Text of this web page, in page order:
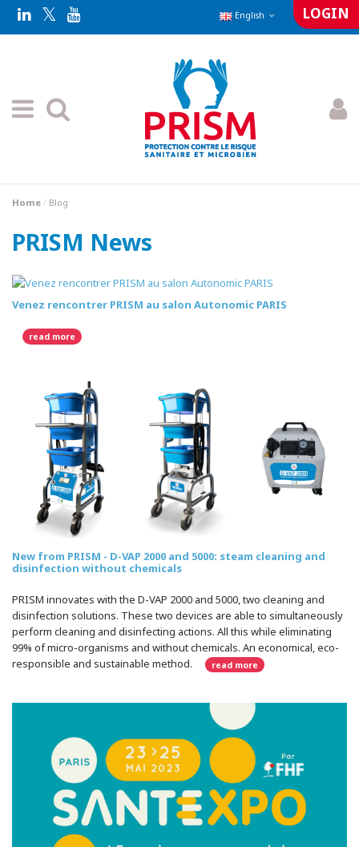
English LOGIN
Home Blog
PRISM News
Venez rencontrer PRISM au salon Autonomic PARIS
read more
New from PRISM - D-VAP 2000 and 5000: steam cleaning and
disinfection without chemicals
PRISM innovates with the D-VAP 2000 and 5000, two cleaning and
disinfection solutions. These two devices are able to simultaneously
perform cleaning and disinfecting actions. All this while eliminating
99% of micro-organisms and without chemicals. An economical, eco-
responsible and sustainable method.
read more